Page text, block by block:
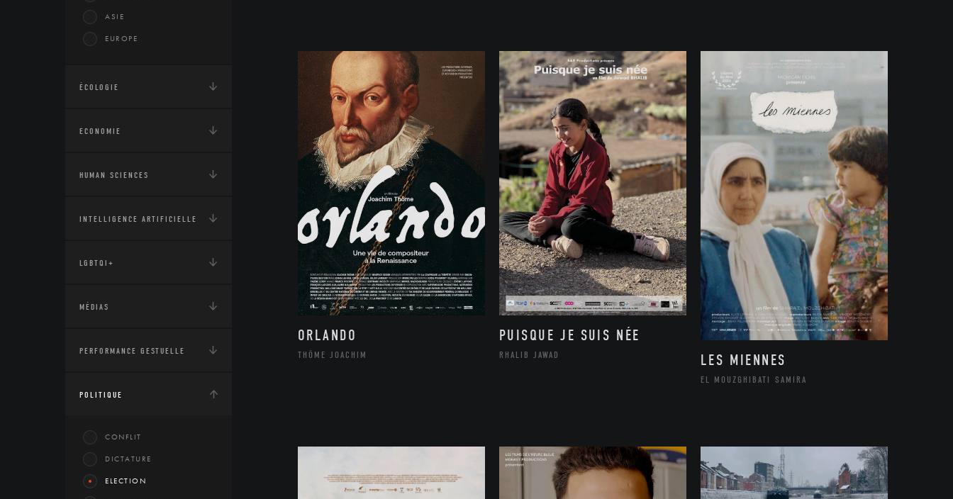
ASIE
EUROPE
ÉCOLOGIE
ECONOMIE
HUMAN SCIENCES
INTELLIGENCE ARTIFICIELLE
LGBTQI+
MÉDIAS
PERFORMANCE GESTUELLE
POLITIQUE
CONFLIT
DICTATURE
ELECTION
ORLANDO
THÔME JOACHIM
PUISQUE JE SUIS NÉE
RHALIB JAWAD LES MIENNES
EL MOUZGHIBATI SAMIRA